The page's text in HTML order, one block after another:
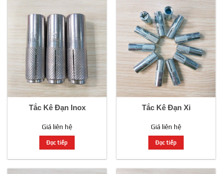
Tắc Kê Đạn Inox
Giá liên hệ
Đọc tiếp
Tắc Kê Đạn Xi
Giá liên hệ
Đọc tiếp